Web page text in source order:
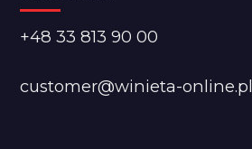
+48 33 813 90 00
customer@winieta-online.pl